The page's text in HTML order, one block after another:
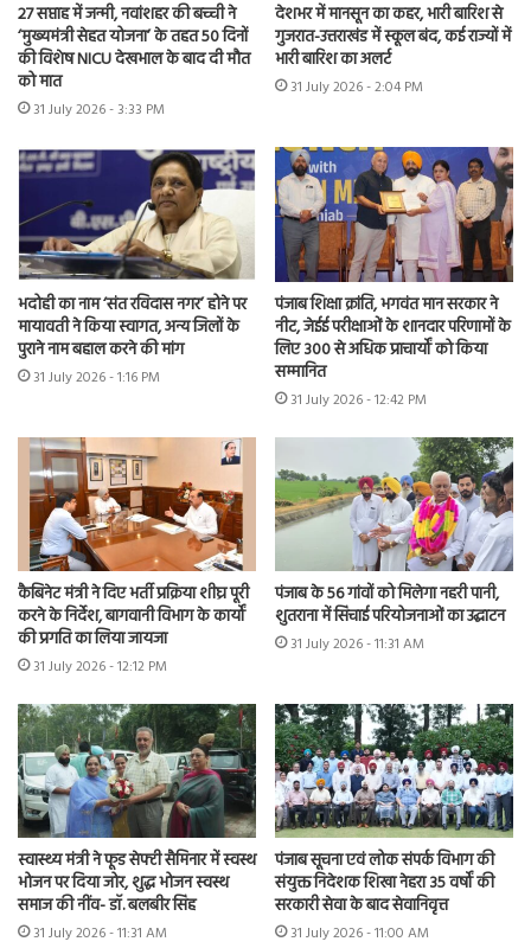
27 सप्ताह में जन्मी, नवांशहर की बच्ची ने
‘मुख्यमंत्री सेहत योजना’ के तहत 50 दिनों
की विशेष NICU देखभाल के बाद दी मौत
को मात
31 July 2026 - 3:33 PM
देशभर में मानसून का कहर, भारी बारिश से
गुजरात-उत्तराखंड में स्कूल बंद, कई राज्यों में
भारी बारिश का अलर्ट
31 July 2026 - 2:04 PM
भदोही का नाम ‘संत रविदास नगर’ होने पर
मायावती ने किया स्वागत, अन्य जिलों के
पुराने नाम बहाल करने की मांग
31 July 2026 - 1:16 PM
पंजाब शिक्षा क्रांति, भगवंत मान सरकार ने
नीट, जेईई परीक्षाओं के शानदार परिणामों के
लिए 300 से अधिक प्राचार्यों को किया
सम्मानित
31 July 2026 - 12:42 PM
कैबिनेट मंत्री ने दिए भर्ती प्रक्रिया शीघ्र पूरी
करने के निर्देश, बागवानी विभाग के कार्यों
की प्रगति का लिया जायजा
31 July 2026 - 12:12 PM
पंजाब के 56 गांवों को मिलेगा नहरी पानी,
शुतराना में सिंचाई परियोजनाओं का उद्घाटन
31 July 2026 - 11:31 AM
स्वास्थ्य मंत्री ने फूड सेफ्टी सैमिनार में स्वस्थ
भोजन पर दिया जोर, शुद्ध भोजन स्वस्थ
समाज की नींव- डॉ. बलबीर सिंह
31 July 2026 - 11:31 AM
पंजाब सूचना एवं लोक संपर्क विभाग की
संयुक्त निदेशक शिखा नेहरा 35 वर्षों की
सरकारी सेवा के बाद सेवानिवृत्त
31 July 2026 - 11:00 AM